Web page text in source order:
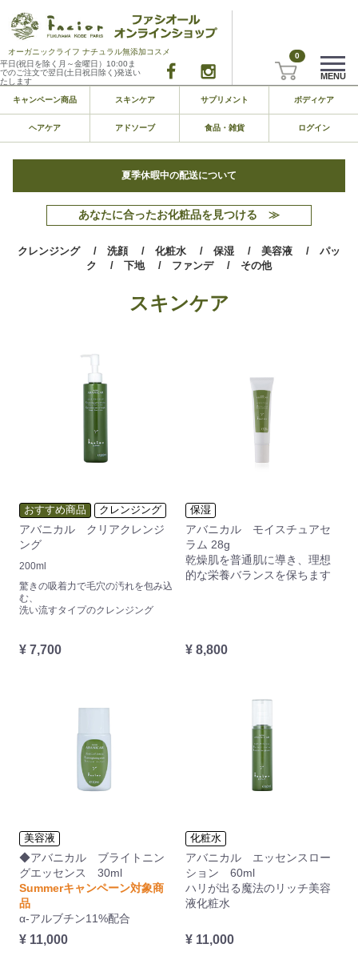
オーガニックライフ ナチュラル無添加コスメ
平日(祝日を除く月～金曜日）10:00ま
でのご注文で翌日(土日祝日除く)発送い
たします
0
MENU
キャンペーン商品 スキンケア サプリメント ボディケア
ヘアケア アドソーブ 食品・雑貨 ログイン
夏季休暇中の配送について
あなたに合ったお化粧品を見つける ≫
クレンジング / 洗顔 / 化粧水 / 保湿 / 美容液
/ パッ
ク
/ 下地 / ファンデ / その他
スキンケア
おすすめ商品 クレンジング
アバニカル クリアクレンジ
ング
200ml
驚きの吸着力で毛穴の汚れを包み込
む、
洗い流すタイプのクレンジング
¥ 7,700
保湿
アバニカル モイスチュアセ
ラム 28g
乾燥肌を普通肌に導き、理想
的な栄養バランスを保ちます
¥ 8,800
美容液
◆アバニカル ブライトニン
グエッセンス 30ml
Summerキャンペーン対象商
品
α-アルブチン11%配合
¥ 11,000
化粧水
アバニカル エッセンスロー
ション 60ml
ハリが出る魔法のリッチ美容
液化粧水
¥ 11,000